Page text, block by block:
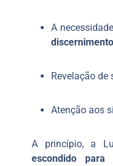
A
discernimento
Revelação de
Atenção aos
A princípio, a
escondido para